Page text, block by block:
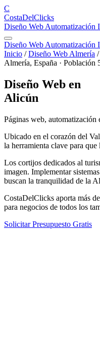
C
CostaDelClicks
Diseño Web Automatización
Diseño Web Automatización
Inicio / Diseño Web Almería /
Almería, España · Población
Diseño Web en
Alicún
Páginas web,
Ubicado en el corazón del
la herramienta clave para
Los cortijos dedicados al
imagen. Implementar
buscan la tranquilidad de la
CostaDelClicks aporta más de
para negocios de todos los
Solicitar Presupuesto Gratis